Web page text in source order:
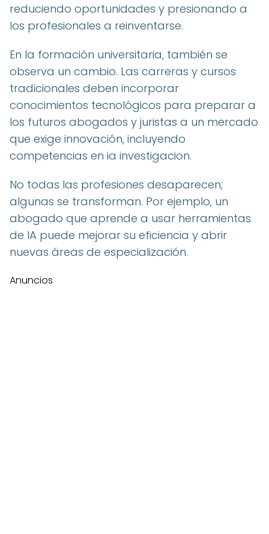
reduciendo oportunidades y presionando a
los profesionales a reinventarse.
En la formación universitaria, también se
observa un cambio. Las carreras y cursos
tradicionales deben incorporar
conocimientos tecnológicos para preparar a
los futuros abogados y juristas a un mercado
que exige innovación, incluyendo
competencias en ia investigacion.
No todas las profesiones desaparecen;
algunas se transforman. Por ejemplo, un
abogado que aprende a usar herramientas
de IA puede mejorar su eficiencia y abrir
nuevas áreas de especialización.
Anuncios